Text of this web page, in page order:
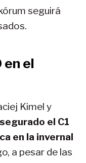
seguirá
en el
Kimel y
el C1
en la invernal
a pesar de las